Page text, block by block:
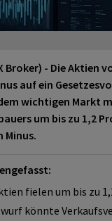
Broker) - Die Aktien
auf ein
wichtigen Markt
um bis zu 1,2
Minus.
fielen um bis zu
könnte